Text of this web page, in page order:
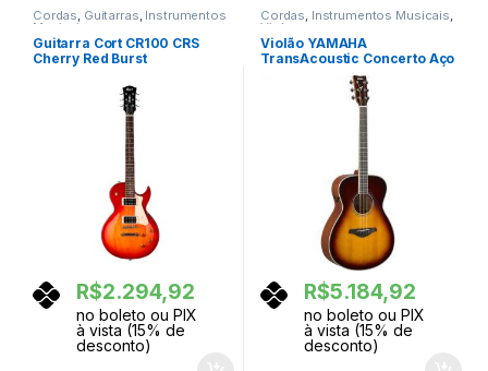
Cordas, Guitarras, Instrumentos
Musicais
Guitarra Cort CR100 CRS
Cherry Red Burst
R$2.294,92
no boleto ou PIX
à vista (15% de
desconto)
Cordas, Instrumentos Musicais,
Violoes
Violão YAMAHA
TransAcoustic Concerto Aço
FS-TA Brown Sunburst
R$5.184,92
no boleto ou PIX
à vista (15% de
desconto)